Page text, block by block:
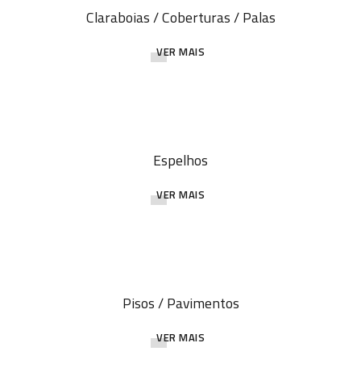
Claraboias / Coberturas / Palas
VER MAIS
Espelhos
VER MAIS
Pisos / Pavimentos
VER MAIS